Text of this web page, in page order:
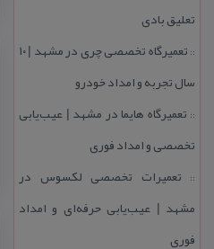
تعلیق بادی
::
تعمیرگاه تخصصی چری در مشهد | ۱۰
سال تجربه و امداد خودرو
:: تعمیرگاه هایما در مشهد | عیب‌یابی
تخصصی و امداد فوری
:: تعمیرات تخصصی لكسوس در
مشهد | عیب‌یابی حرفه‌ای و امداد
فوری